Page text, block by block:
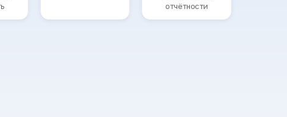
отчётности